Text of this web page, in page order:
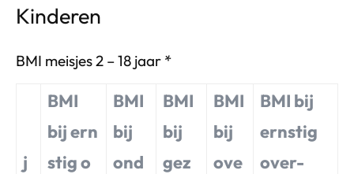
Kinderen
BMI meisjes 2 – 18 jaar *
j
BMI
bijern
stigo
BMI
bij
ond
BMI
bij
gez
BMI
bij
ove
BMI bij
ernstig
over-